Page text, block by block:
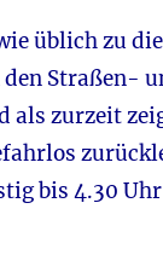
üblich zu
Straßen-
als zurzeit
bis 4.30